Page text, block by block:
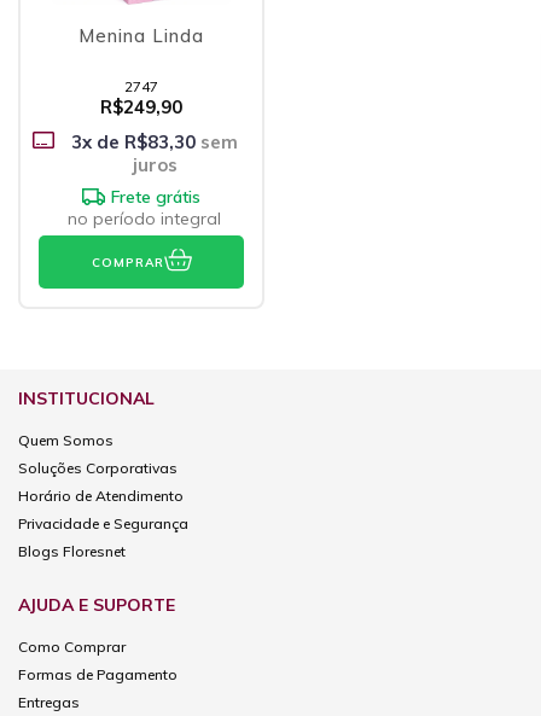
Menina Linda
2747
R$249,90
3x de R$83,30 sem
juros
Frete grátis
no período integral
COMPRAR
INSTITUCIONAL
Quem Somos
Soluções Corporativas
Horário de Atendimento
Privacidade e Segurança
Blogs Floresnet
AJUDA E SUPORTE
Como Comprar
Formas de Pagamento
Entregas